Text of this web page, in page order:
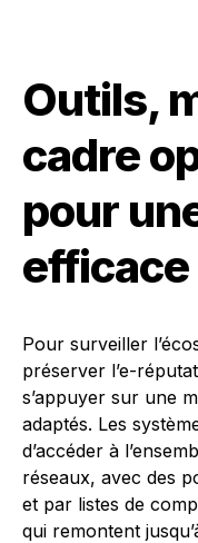
Outils,
cadre
pour
Pour surveiller
préserver l’e-
s’appuyer sur une
adaptés. Les
d’accéder à
réseaux, avec des
et par listes de
qui remontent